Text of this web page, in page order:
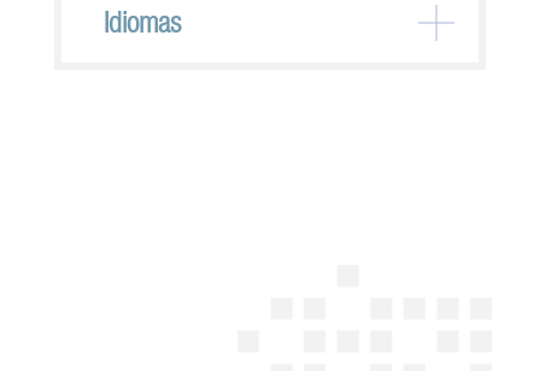
Idiomas